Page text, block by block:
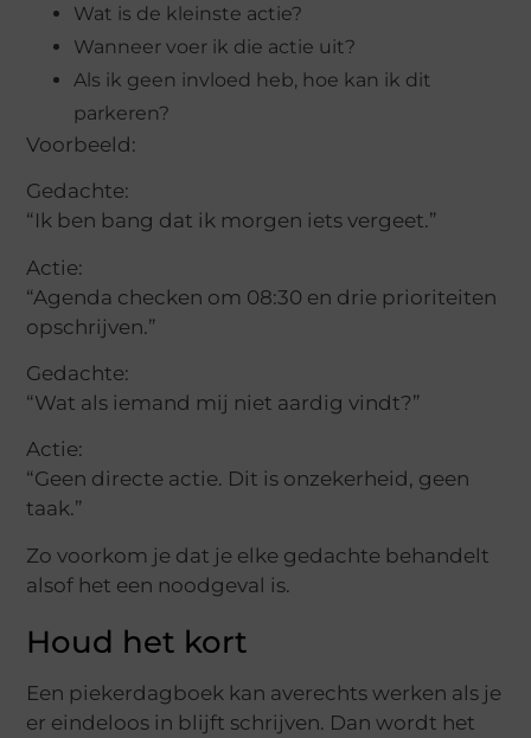
Wat is de kleinste actie?
Wanneer voer ik die actie uit?
Als ik geen invloed heb, hoe kan ik dit
parkeren?
Voorbeeld:
Gedachte:
“Ik ben bang dat ik morgen iets vergeet.”
Actie:
“Agenda checken om 08:30 en drie prioriteiten
opschrijven.”
Gedachte:
“Wat als iemand mij niet aardig vindt?”
Actie:
“Geen directe actie. Dit is onzekerheid, geen
taak.”
Zo voorkom je dat je elke gedachte behandelt
alsof het een noodgeval is.
Houd het kort
Een piekerdagboek kan averechts werken als je
er eindeloos in blijft schrijven. Dan wordt het